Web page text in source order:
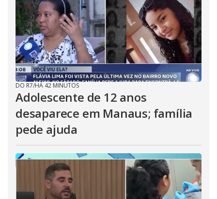
DO R7/HÁ 42 MINUTOS
Adolescente de 12 anos
desaparece em Manaus; família
pede ajuda